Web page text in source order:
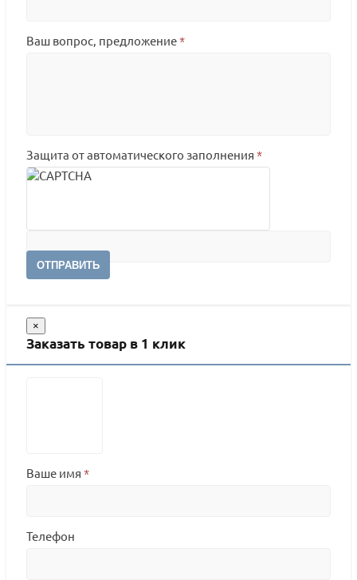
Ваш вопрос, предложение*
Защита от автоматического заполнения *
ОТПРАВИТЬ
×
Заказать товар в 1 клик
Ваше имя *
Телефон